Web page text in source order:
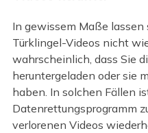
In gewissem Maße
Türklingel-Videos nicht
wahrscheinlich, dass Sie
heruntergeladen oder sie
haben. In solchen Fällen
Datenrettungsprogramm
verlorenen Videos